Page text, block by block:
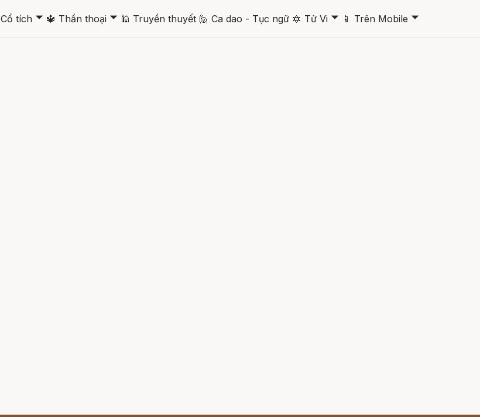
Cổ tích 🞃 🔱 Thần thoại 🞃 🕌 Truyền thuyết 🙋 Ca dao - Tục ngữ 🔯 Tử Vi 🞃 📱 Trên Mobile 🞃